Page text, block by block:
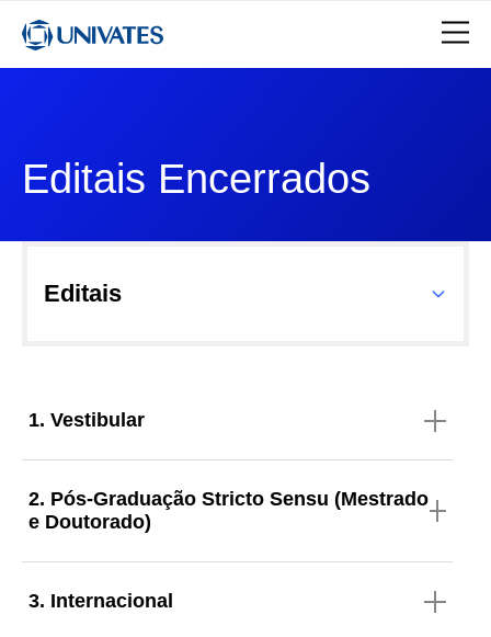
Editais Encerrados
1. Vestibular
2. Pós-Graduação Stricto Sensu (Mestrado
e Doutorado)
3. Internacional
Editais